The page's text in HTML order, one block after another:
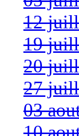
12
19
20
27
03